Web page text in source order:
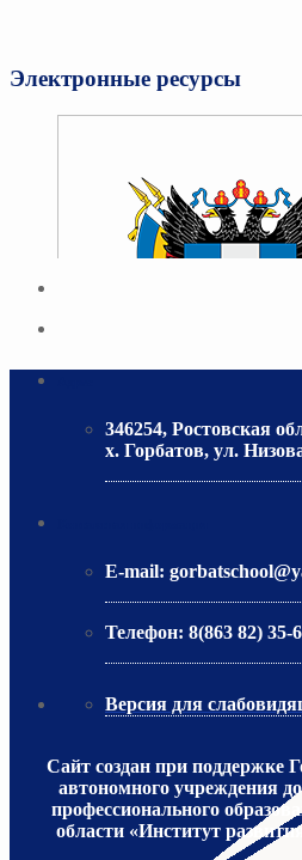
Электронные ресурсы
346254, Ростовская
х. Горбатов, ул.
E-mail:
Телефон: 8(863 82) 35-
Версия для
Сайт создан при поддержке
автономного учреждения
профессионального
области «Институт